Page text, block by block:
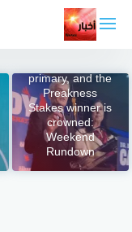
المحتوى
primary, and the
Preakness
Stakes winner is
crowned:
Weekend
Rundown